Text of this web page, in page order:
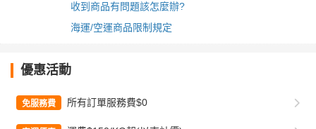
收到商品有問題該怎麼辦?
海運/空運商品限制規定
優惠活動
免服務費 所有訂單服務費$0